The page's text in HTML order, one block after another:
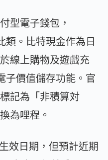
型電子錢包，
類。比特現金作為日
線上購物及遊戲充
子價值儲存功能。官
記為「非積算対
為哩程。
效日期，但預計近期